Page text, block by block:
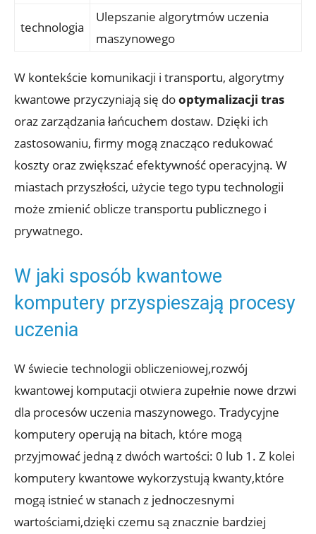
technologia
Ulepszanie algorytmów uczenia
maszynowego
W kontekście komunikacji i transportu, algorytmy
kwantowe przyczyniają się dooptymalizacji tras
oraz zarządzania łańcuchem dostaw. Dzięki ich
zastosowaniu, firmy mogą znacząco redukować
koszty oraz zwiększać efektywność operacyjną. W
miastach przyszłości, użycie tego typu technologii
może zmienić oblicze transportu publicznego i
prywatnego.
W jaki sposób kwantowe
komputery przyspieszają procesy
uczenia
W świecie technologii obliczeniowej,rozwój
kwantowej komputacji otwiera zupełnie nowe drzwi
dla procesów uczenia maszynowego. Tradycyjne
komputery operują na bitach, które mogą
przyjmować jedną z dwóch wartości: 0 lub 1. Z kolei
komputery kwantowe wykorzystują kwanty,które
mogą istnieć w stanach z jednoczesnymi
wartościami,dzięki czemu są znacznie bardziej